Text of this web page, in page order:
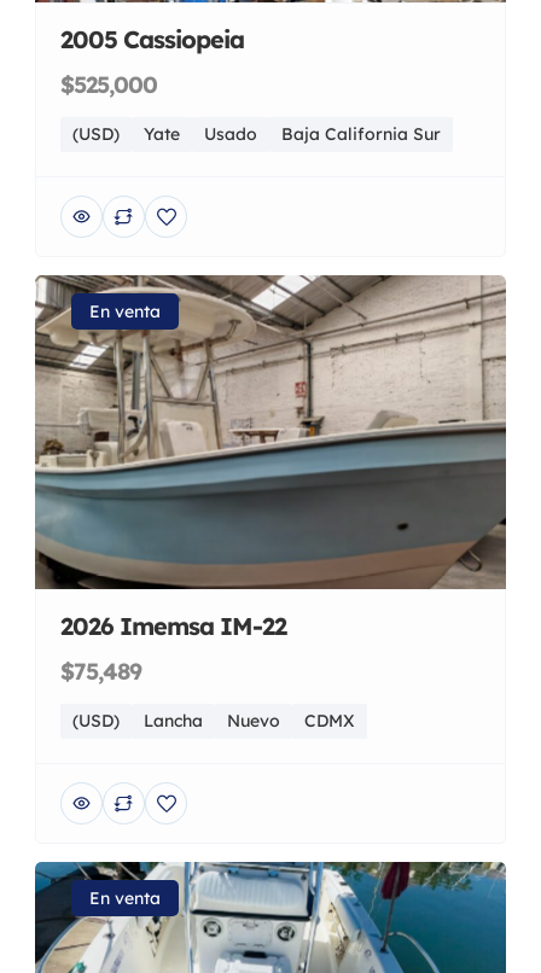
2005 Cassiopeia
$525,000
(USD) Yate Usado Baja California Sur
En venta
2026 Imemsa IM-22
$75,489
(USD) Lancha Nuevo CDMX
En venta